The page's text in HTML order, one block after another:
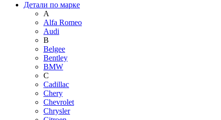
Детали по марке
A
Alfa Romeo
Audi
B
Belgee
Bentley
BMW
C
Cadillac
Chery
Chevrolet
Chrysler